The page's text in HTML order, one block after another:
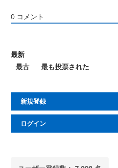
0 コメント
最新
最古
最も投票された
新規登録
ログイン